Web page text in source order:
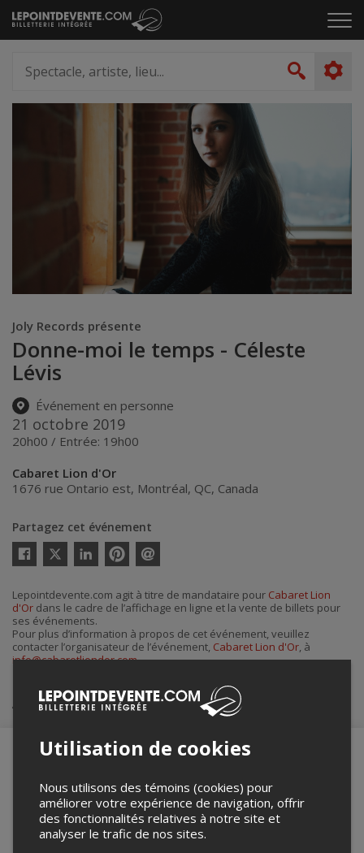
Passer
au
le
artiste,
lieu...
Joly Records présente
Donne-moi le temps - Céleste
Lévis
Événement en personne
21 octobre 2019
20h00 / Entrée: 19h00
Cabaret Lion d'Or
1676 rue Ontario est, Montréal, QC, Canada
Partagez cet événement
Twitter
courriel
Lepointdevente.com agit à titre de mandataire pour Cabaret Lion
d'Or dans le cadre de l’affichage en ligne et la vente de billets pour
ses événements.
Pour plus d’information à propos de cet événement, veuillez
contacter l’organisateur de l’événement, Cabaret Lion d'Or, à
info@cabaretliondor.com.
Achat de billets
Merci de confirmer que vous n'êtes pas un
robot ci-bas.
Utilisation de cookies
Nous utilisons des témoins (cookies) pour
améliorer votre expérience de navigation, offrir
des fonctionnalités relatives à notre site et
analyser le trafic de nos sites.